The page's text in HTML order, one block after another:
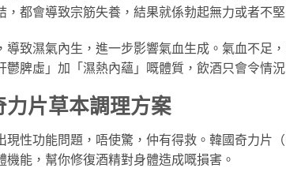
，都會導致宗筋失養，結果就係勃起無力或者不堅
導致濕氣內生，進一步影響氣血生成。氣血不足
脾虛」加「濕熱內蘊」嘅體質，飲酒只會令情況
片草本調理方案
現性功能問題，唔使驚，仲有得救。韓國奇力片
能，幫你修復酒精對身體造成嘅損害。